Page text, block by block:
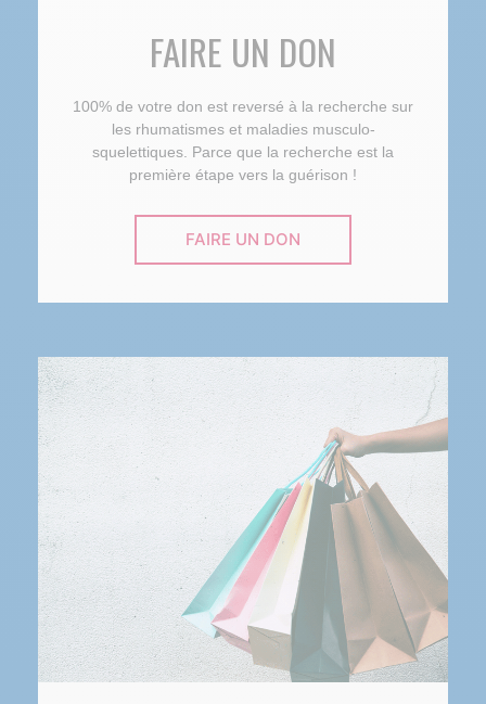
FAIRE UN DON
100% de votre don est reversé à la recherche sur
les rhumatismes et maladies musculo-
squelettiques. Parce que la recherche est la
première étape vers la guérison !
FAIRE UN DON